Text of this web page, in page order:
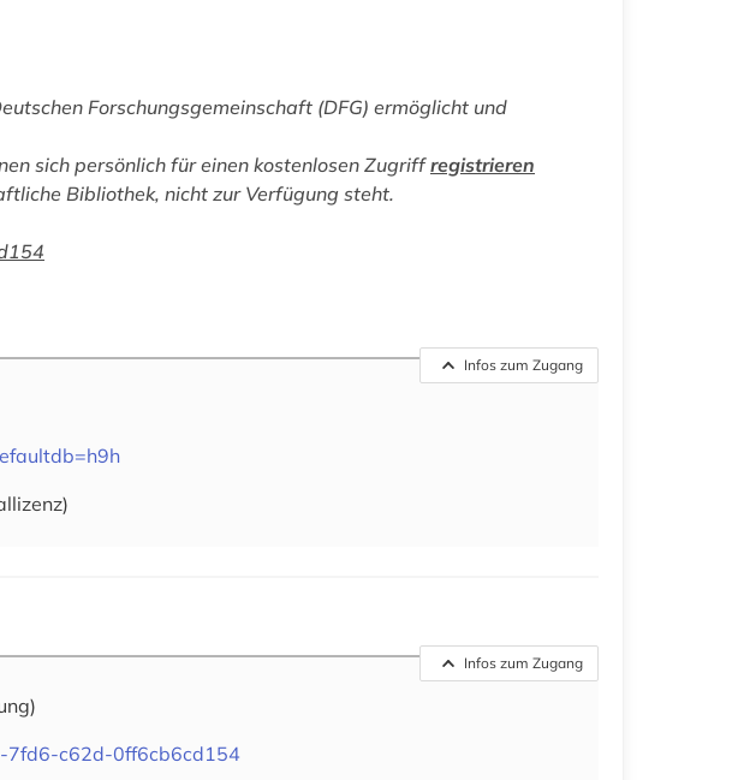
Forschungsgemeinschaft (DFG) ermöglicht und
sich persönlich für einen kostenlosen Zugriffregistrieren
Bibliothek, nicht zur Verfügung steht.
Infos zum Zugang
Infos zum Zugang
7fd6-c62d-0ff6cb6cd154